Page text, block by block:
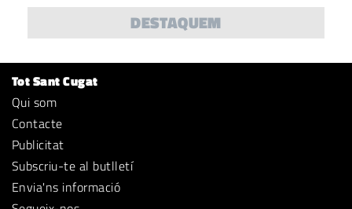
DESTAQUEM
Tot Sant Cugat
Qui som
Contacte
Publicitat
Subscriu-te al butlletí
Envia'ns informació